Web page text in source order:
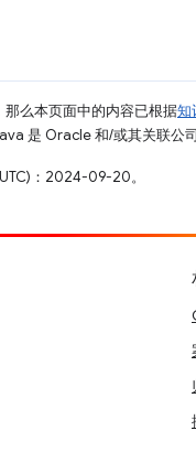
那么本页面中的内容已根据知
是 Oracle 和/或其关联公
：2024-09-20。